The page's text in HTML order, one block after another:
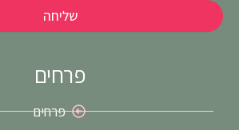
שליחה
פרחים
פרחים